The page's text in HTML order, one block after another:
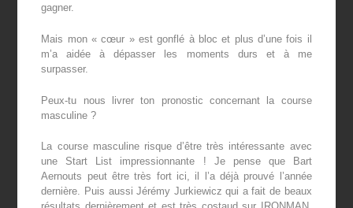
gagner.
Mais mon « cœur » est gonflé à bloc et plus d’une fois il
m’a aidée à dépasser les moments durs et à me
surpasser.
Peux-tu nous livrer ton pronostic concernant la course
masculine ?
La course masculine risque d’être très intéressante avec
une Start List impressionnante ! Je pense que Bart
Aernouts peut être très fort ici, il l’a déjà prouvé l’année
dernière. Puis aussi Jérémy Jurkiewicz qui a fait de beaux